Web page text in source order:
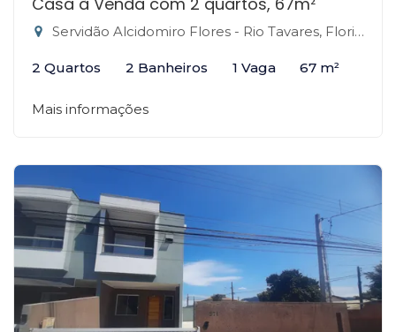
Servidão Alcidomiro Flores - Rio Tavares, Florianópolis-SC
2 Quartos 2 Banheiros 1 Vaga 67 m²
Mais informações